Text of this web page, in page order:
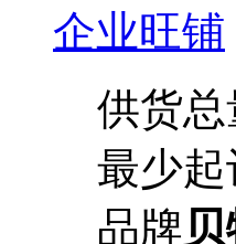
企业旺铺
供货总
最少起
品牌